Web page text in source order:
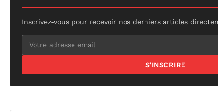
Inscrivez-vous pour recevoir nos derniers articles
S'INSCRIRE